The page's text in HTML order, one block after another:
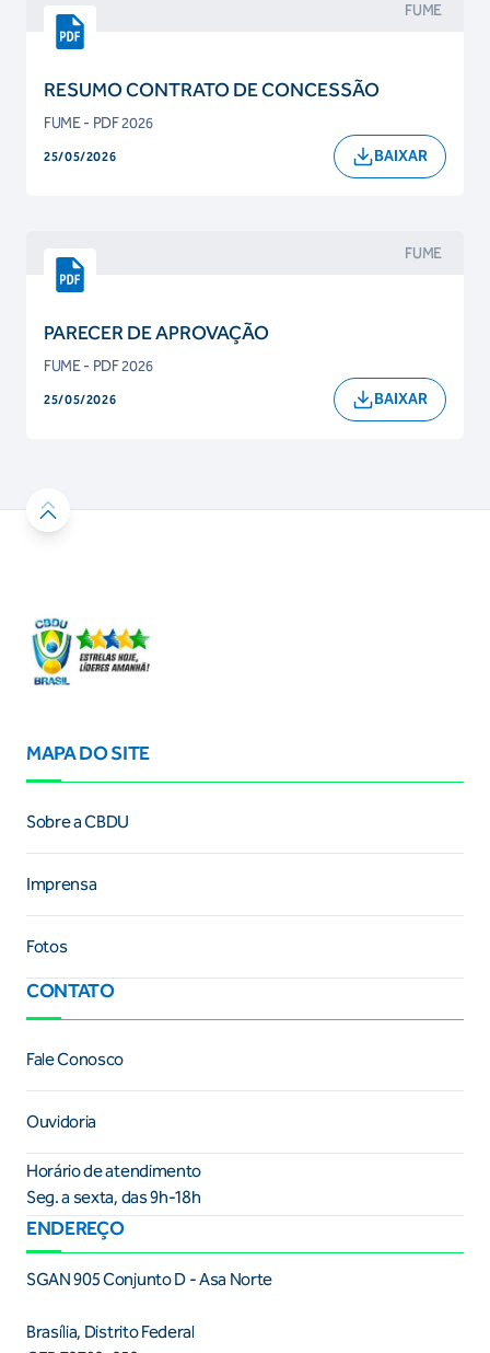
FUME
RESUMO CONTRATO DE CONCESSÃO
FUME - PDF 2026
25/05/2026 BAIXAR
FUME
PARECER DE APROVAÇÃO
FUME - PDF 2026
25/05/2026 BAIXAR
MAPA DO SITE
Sobre a CBDU
Imprensa
Fotos
CONTATO
Fale Conosco
Ouvidoria
Horário de atendimento
Seg. a sexta, das 9h-18h
ENDEREÇO
SGAN 905 Conjunto D - Asa Norte
Brasília, Distrito Federal